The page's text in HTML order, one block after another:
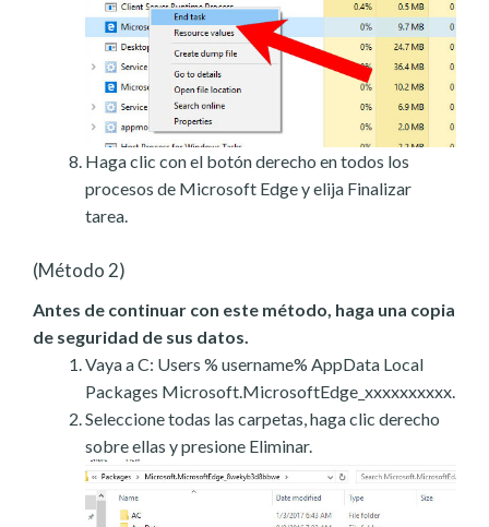
Haga clic con el botón derecho en todos los
procesos de Microsoft Edge y elija Finalizar
tarea.
(Método 2)
Antes de continuar con este método, haga una copia
de seguridad de sus datos.
Vaya a C: Users % username% AppData Local
Packages Microsoft.MicrosoftEdge_xxxxxxxxxx.
Seleccione todas las carpetas, haga clic derecho
sobre ellas y presione Eliminar.